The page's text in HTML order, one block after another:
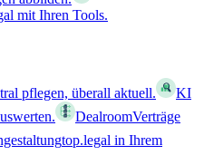
mit Ihren Tools.
pflegen, überall aktuell.
KI
DealroomVerträge
top.legal in Ihrem